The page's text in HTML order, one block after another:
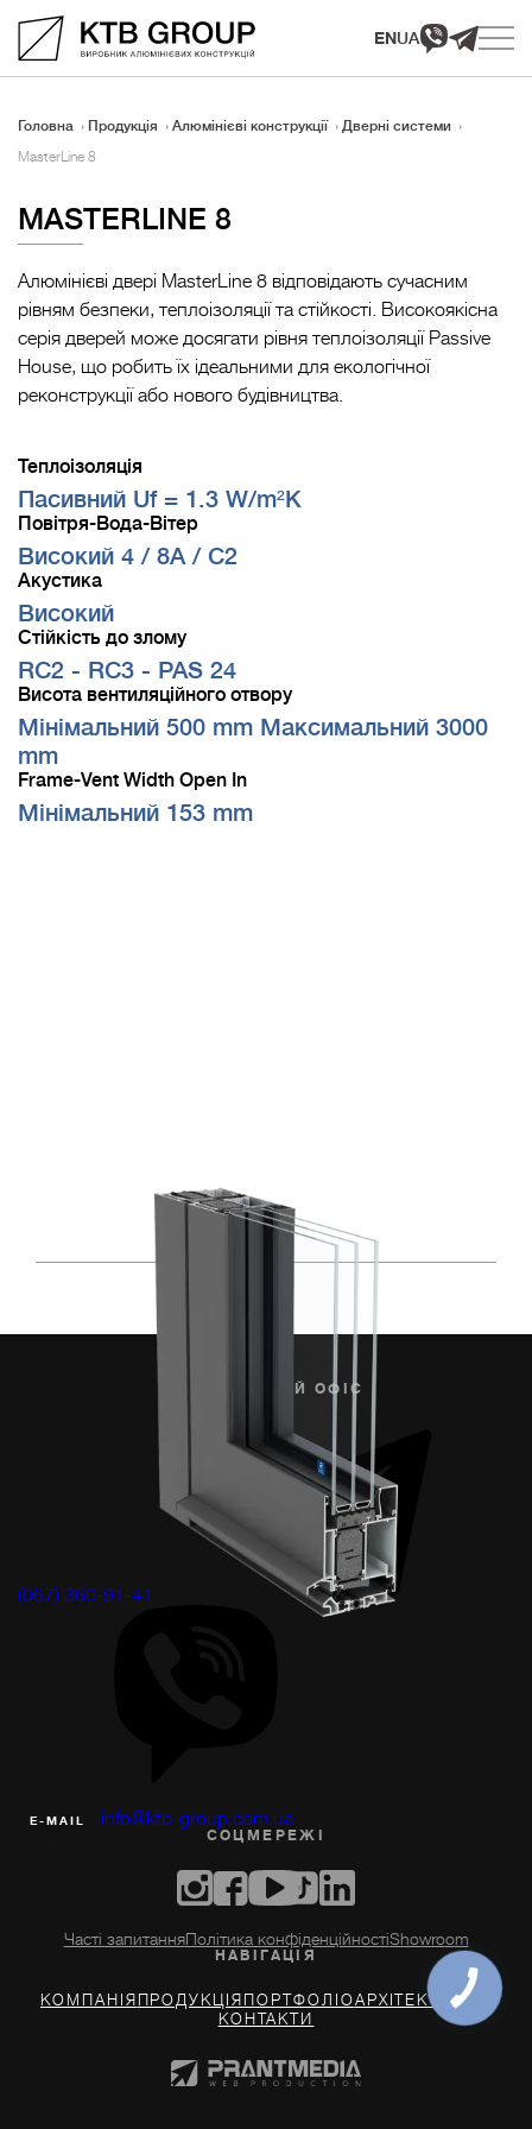
ENUA
Головна Продукція Алюмінієві конструкції
Дверні системи
MasterLine 8
MASTERLINE 8
Алюмінієві двері MasterLine 8 відповідають сучасним
рівням безпеки, теплоізоляції та стійкості. Високоякісна
серія дверей може досягати рівня теплоізоляції Passive
House, що робить їх ідеальними для екологічної
реконструкції або нового будівництва.
Теплоізоляція
Пасивний Uf = 1.3 W/m²K
Повітря-Вода-Вітер
Високий 4 / 8A / C2
Акустика
Високий
Стійкість до злому
RC2 - RC3 - PAS 24
Висота вентиляційного отвору
Мінімальний 500 mm Максимальний 3000
mm
Frame-Vent Width Open In
Мінімальний 153 mm
ЦЕНТРАЛЬНИЙ ОФІС
(067) 360-91-41
Е-MAIL info@ktb-group.com.ua
СОЦМЕРЕЖI
Часті запитанняПолітика конфіденційностіShowroom
НАВIГАЦIЯ
КОМПАНІЯ ПРОДУКЦІЯ ПОРТФОЛІОАРХIТЕКТОРАМ
КОНТАКТИ